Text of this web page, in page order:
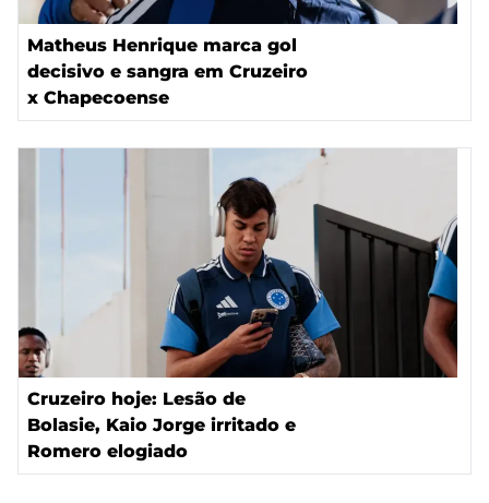
Matheus Henrique marca gol
decisivo e sangra em Cruzeiro
x Chapecoense
Cruzeiro hoje: Lesão de
Bolasie, Kaio Jorge irritado e
Romero elogiado